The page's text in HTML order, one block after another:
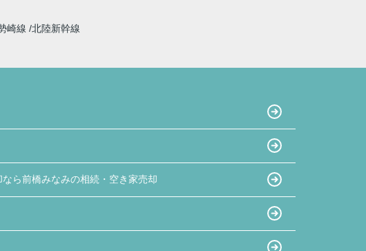
崎線 北陸新幹線
ら前橋みなみの相続・空き家売却